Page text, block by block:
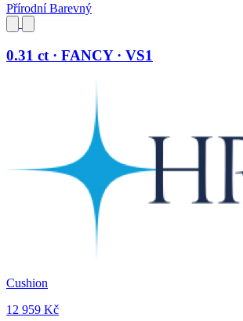
Přírodní Barevný
0.31 ct · FANCY · VS1
Cushion
12 959 Kč